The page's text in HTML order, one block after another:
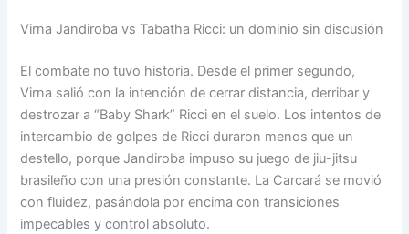
Virna Jandiroba vs Tabatha Ricci: un dominio sin discusión
El combate no tuvo historia. Desde el primer segundo,
Virna salió con la intención de cerrar distancia, derribar y
destrozar a “Baby Shark” Ricci en el suelo. Los intentos de
intercambio de golpes de Ricci duraron menos que un
destello, porque Jandiroba impuso su juego de jiu-jitsu
brasileño con una presión constante. La Carcará se movió
con fluidez, pasándola por encima con transiciones
impecables y control absoluto.